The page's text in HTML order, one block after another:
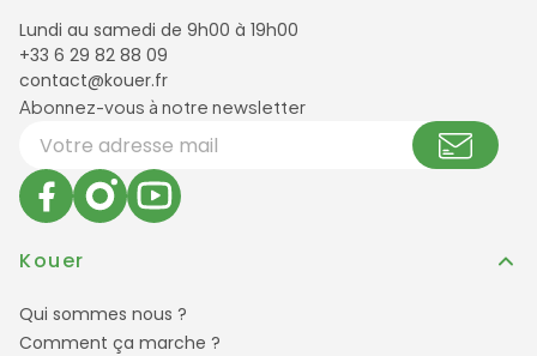
Lundi au samedi de 9h00 à 19h00
+33 6 29 82 88 09
contact@kouer.fr
Newsletter et réseaux sociaux
Abonnez-vous à notre newsletter
Votre adresse email
Kouer
Qui sommes nous ?
Comment ça marche ?